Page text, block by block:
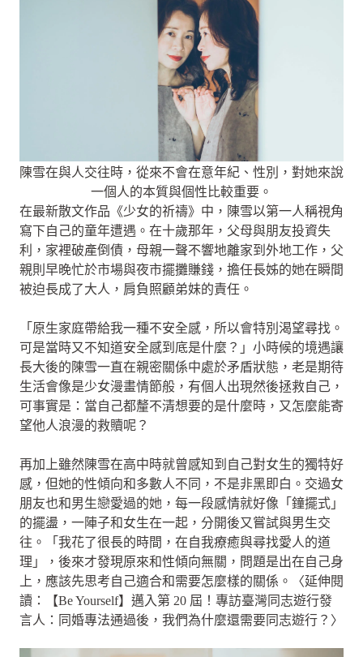
陳雪在與人交往時，從來不會在意年紀、性別，對她來說
一個人的本質與個性比較重要。
在最新散文作品《少女的祈禱》中，陳雪以第一人稱視角
寫下自己的童年遭遇。在十歲那年，父母與朋友投資失
利，家裡破產倒債，母親一聲不響地離家到外地工作，父
親則早晚忙於市場與夜市擺攤賺錢，擔任長姊的她在瞬間
被迫長成了大人，肩負照顧弟妹的責任。
「原生家庭帶給我一種不安全感，所以會特別渴望尋找。
可是當時又不知道安全感到底是什麼？」小時候的境遇讓
長大後的陳雪一直在親密關係中處於矛盾狀態，老是期待
生活會像是少女漫畫情節般，有個人出現然後拯救自己，
可事實是：當自己都釐不清想要的是什麼時，又怎麼能寄
望他人浪漫的救贖呢？
再加上雖然陳雪在高中時就曾感知到自己對女生的獨特好
感，但她的性傾向和多數人不同，不是非黑即白。交過女
朋友也和男生戀愛過的她，每一段感情就好像「鐘擺式」
的擺盪，一陣子和女生在一起，分開後又嘗試與男生交
往。「我花了很長的時間，在自我療癒與尋找愛人的道
理」，後來才發現原來和性傾向無關，問題是出在自己身
上，應該先思考自己適合和需要怎麼樣的關係。〈延伸閱
讀：【Be Yourself】邁入第 20 屆！專訪臺灣同志遊行發
言人：同婚專法通過後，我們為什麼還需要同志遊行？〉